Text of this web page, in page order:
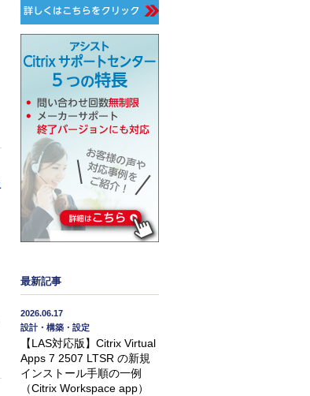
最新記事
2026.06.17
設計・構築・設定
【LAS対応版】Citrix Virtual
Apps 7 2507 LTSR の新規
インストール手順の一例
（Citrix Workspace app）